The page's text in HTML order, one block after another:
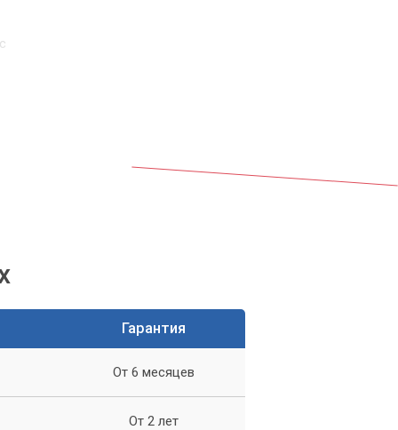
Гарантия
От 6 месяцев
От 2 лет